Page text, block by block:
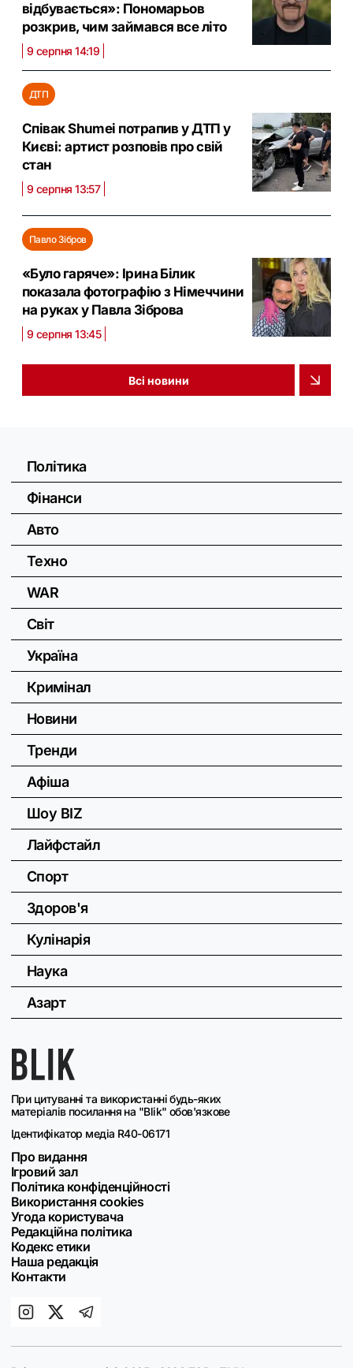
відбувається»: Пономарьов
розкрив, чим займався все літо
9 серпня 14:19
ДТП
Співак Shumei потрапив у ДТП у
Києві: артист розповів про свій
стан
9 серпня 13:57
Павло Зібров
«Було гаряче»: Ірина Білик
показала фотографію з Німеччини
на руках у Павла Зіброва
9 серпня 13:45
Всі новини
При цитуванні та використанні будь-яких
матеріалів посилання на "Blik" обов'язкове
Ідентифікатор медіа R40-06171
Про видання
Ігровий зал
Політика конфіденційності
Використання cookies
Угода користувача
Редакційна політика
Кодекс етики
Наша редакція
Контакти
Політика
Фінанси
Авто
Техно
WAR
Світ
Україна
Кримінал
Новини
Тренди
Афіша
Шоу BIZ
Лайфстайл
Спорт
Здоров'я
Кулінарія
Наука
Азарт